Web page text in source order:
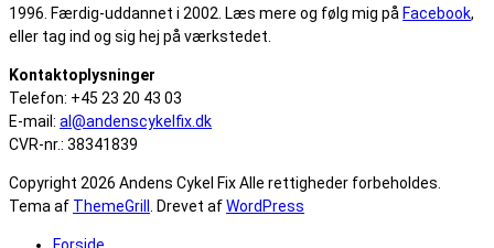
1996. Færdig-uddannet i 2002. Læs mere og følg mig på Facebook,
eller tag ind og sig hej på værkstedet.
Kontaktoplysninger
Telefon: +45 23 20 43 03
E-mail: al@andenscykelfix.dk
CVR-nr.: 38341839
Copyright 2026 Andens Cykel Fix Alle rettigheder forbeholdes.
Tema af ThemeGrill . Drevet afWordPress
Forside